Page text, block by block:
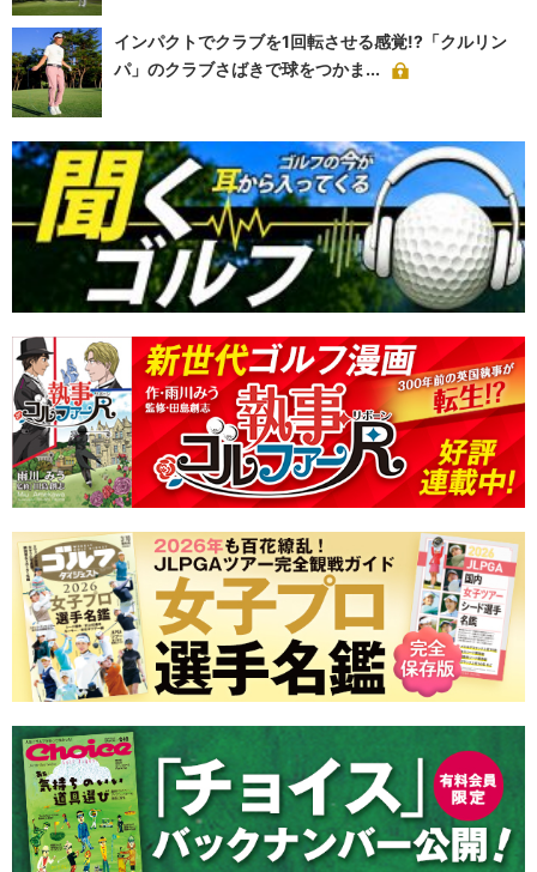
インパクトでクラブを1回転させる感覚!?「クルリン
パ」のクラブさばきで球をつかま...